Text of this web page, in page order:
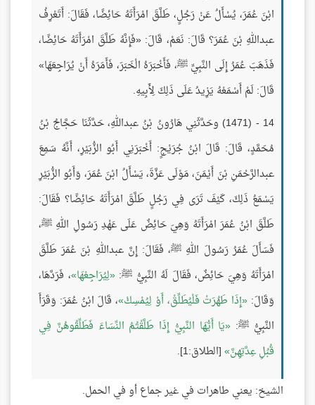
ابْنَ عُمَرَ، يُسْأَلُ عَنْ رَجُلٍ، طَلَّقَ امْرَأَتَهُ حَائِضًا، فَقَالَ: أَتَعْرِفُ
عبداللهِ بْنَ عُمَرَ؟ قَالَ: نَعَمْ، قَالَ: «فَإِنَّهُ طَلَّقَ امْرَأَتَهُ حَائِضًا،
فَذَهَبَ عُمَرُ إِلَى النَّبِيِّ ﷺ، فَأَخْبَرَهُ الْخَبَرَ، فَأَمَرَهُ أَنْ يُرَاجِعَهَا»
قَالَ: لَمْ أَسْمَعْهُ يَزِيدُ عَلَى ذَلِكَ لِأَبِيهِ.
14 - (1471) وحَدَّثَنِي هَارُونُ بْنُ عبداللهِ، حَدَّثَنَا حَجَّاجُ بْنُ
مُحَمَّدٍ، قَالَ: قَالَ ابْنُ جُرَيْجٍ: أَخْبَرَنِي أَبُو الزُّبَيْرِ، أَنَّهُ سَمِعَ
عبدالرَّحْمَنِ بْنَ أَيْمَنَ، مَوْلَى عَزَّةَ، يَسْأَلُ ابْنَ عُمَرَ، وَأَبُو الزُّبَيْرِ
يَسْمَعُ ذَلِكَ، كَيْفَ تَرَى فِي رَجُلٍ طَلَّقَ امْرَأَتَهُ حَائِضًا؟ فَقَالَ:
طَلَّقَ ابْنُ عُمَرَ امْرَأَتَهُ وَهِيَ حَائِضٌ عَلَى عَهْدِ رَسُولِ اللهِ ﷺ،
فَسَأَلَ عُمَرُ رَسُولَ اللهِ ﷺ، فَقَالَ: إِنَّ عبداللهِ بْنَ عُمَرَ طَلَّقَ
امْرَأَتَهُ وَهِيَ حَائِضٌ، فَقَالَ لَهُ النَّبِيُّ ﷺ: لِيُرَاجِعْهَا ، فَرَدَّهَا،
وَقَالَ: إِذَا طَهُرَتْ فَلْيُطَلِّقْ، أَوْ لِيُمْسِكْ ، قَالَ ابْنُ عُمَرَ: وَقَرَأَ
النَّبِيُّ ﷺ: يَا أَيُّهَا النَّبِيُّ إِذَا طَلَّقْتُمُ النِّسَاءَ فَطَلِّقُوهُنَّ فِي
قُبُلِ عِدَّتِهِنَّ [الطلاق:1].
الشيخ: يعني طاهرات في غير جماع أو في الحمل.